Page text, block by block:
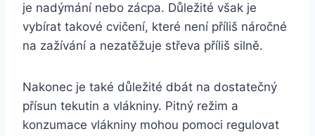
je nadýmání nebo zácpa. Důležité však je
vybírat takové cvičení, které není příliš náročné
na zažívání a nezatěžuje střeva příliš silně.
Nakonec je také důležité dbát na dostatečný
přísun tekutin a vlákniny. Pitný režim a
konzumace vlákniny mohou pomoci regulovat